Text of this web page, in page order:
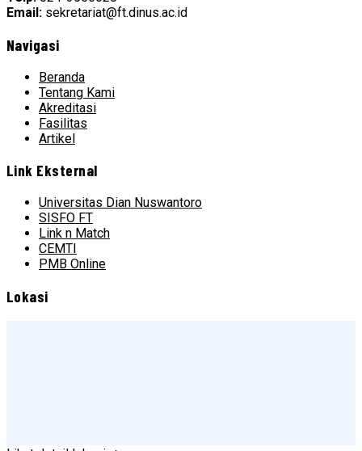
Email: sekretariat@ft.dinus.ac.id
Navigasi
Beranda
Tentang Kami
Akreditasi
Fasilitas
Artikel
Link Eksternal
Universitas Dian Nuswantoro
SISFO FT
Link n Match
CEMTI
PMB Online
Lokasi